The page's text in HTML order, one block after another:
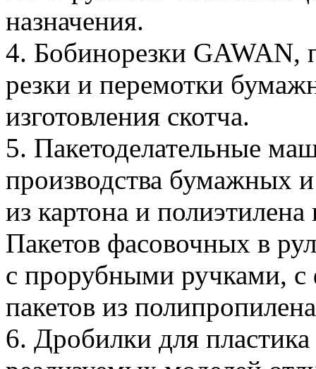
назначения.
4. Бобинорезки GAWAN,
резки и перемотки
изготовления скотча.
5. Пакетоделательные
производства бумажных
из картона и
Пакетов фасовочных в
с прорубными ручками, с
пакетов из
6. Дробилки для